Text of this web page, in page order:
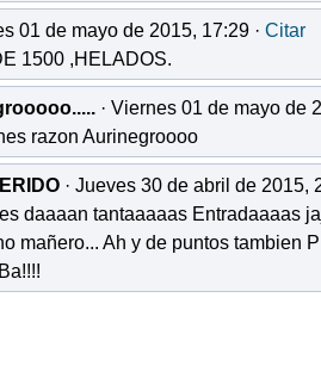
01 de mayo de 2015, 17:29 · Citar
1500 ,HELADOS.
· Viernes 01 de mayo de
razon Aurinegroooo
· Jueves 30 de abril de 2015,
daaaan tantaaaaas Entradaaaas
mañero... Ah y de puntos tambien